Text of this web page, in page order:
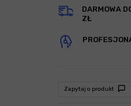
DARMOWA
ZŁ
Zapytaj o produkt